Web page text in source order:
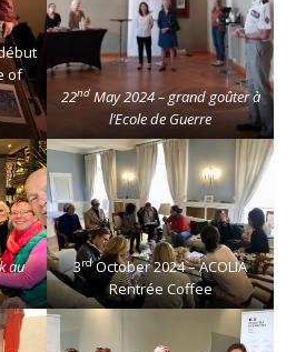
of
22ndMay 2024 – grand goûter à
l’Ecole de Guerre
au
3rdOctober 2024 – ACOLIA
Rentrée Coffee